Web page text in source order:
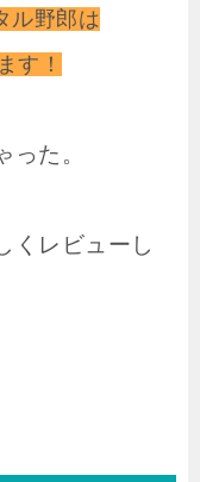
ル野郎は
す！
た。
くレビューし